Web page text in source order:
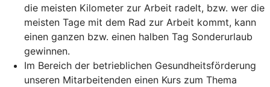
die meisten Kilometer zur Arbeit radelt, bzw. wer die
meisten Tage mit dem Rad zur Arbeit kommt, kann
einen ganzen bzw. einen halben Tag Sonderurlaub
gewinnen.
Im Bereich der betrieblichen Gesundheitsförderung
unseren Mitarbeitenden einen Kurs zum Thema